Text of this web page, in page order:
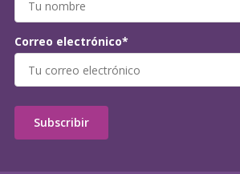
Correo electrónico*
Subscribir